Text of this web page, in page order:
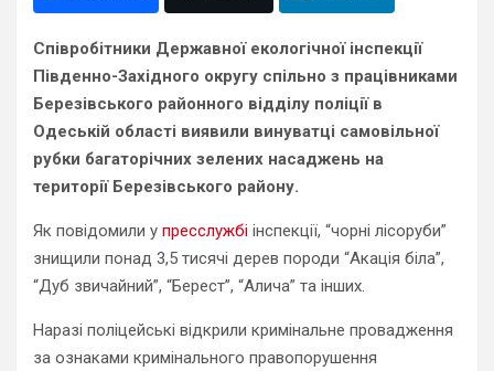
Співробітники Державної екологічної інспекції
Південно-Західного округу спільно з працівниками
Березівського районного відділу поліції в
Одеській області виявили винуватці самовільної
рубки багаторічних зелених насаджень на
території Березівського району.
Як повідомили у пресслужбі інспекції, “чорні лісоруби”
знищили понад 3,5 тисячі дерев породи “Акація біла”,
“Дуб звичайний”, “Берест”, “Алича” та інших.
Наразі поліцейські відкрили кримінальне провадження
за ознаками кримінального правопорушення